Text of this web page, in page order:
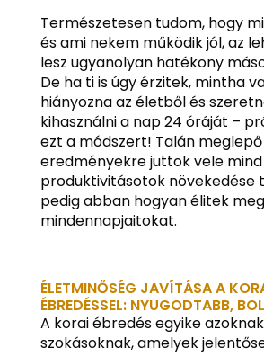
Természetesen tudom, hogy
és ami nekem működik jól, az
lesz ugyanolyan hatékony
De ha ti is úgy érzitek, mintha
hiányozna az életből és
kihasználni a nap 24 óráját –
ezt a módszert! Talán meglepő
eredményekre juttok vele mind
produktivitásotok növekedése
pedig abban hogyan élitek meg
mindennapjaitokat.
ÉLETMINŐSÉG JAVÍTÁSA A
ÉBREDÉSSEL: NYUGODTABB,
A korai ébredés egyike
szokásoknak, amelyek